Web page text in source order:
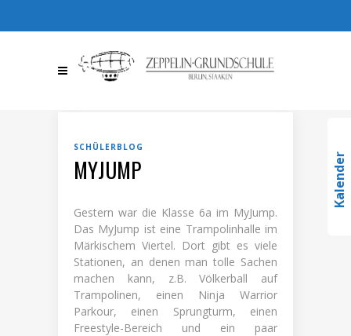
367095123
info@zeppelin-
gs.de
SCHÜLERBLOG
MYJUMP
Gestern war die Klasse 6a im MyJump.
Das MyJump ist eine Trampolinhalle im
Märkischem Viertel. Dort gibt es viele
Stationen, an denen man tolle Sachen
machen kann, z.B. Völkerball auf
Trampolinen, einen Ninja Warrior
Parkour, einen Sprungturm, einen
Freestyle-Bereich und ein paar
Kalender